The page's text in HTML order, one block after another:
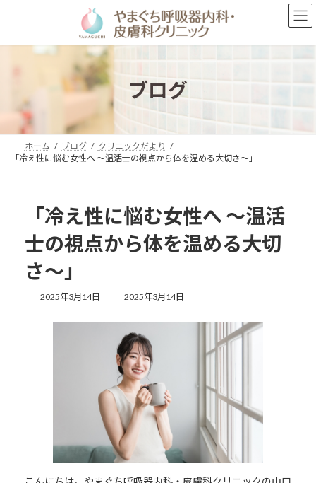
ン
プ
ー
動
ブログ
ホーム ブログ
クリニックだより
「冷え性に悩む女性へ ～温活士の視点から体を温める大切さ～」
「冷え性に悩む女性へ ～温活
士の視点から体を温める大切
さ～」
2025年3月14日
最
更
新
日
時
:
2025年3月14日